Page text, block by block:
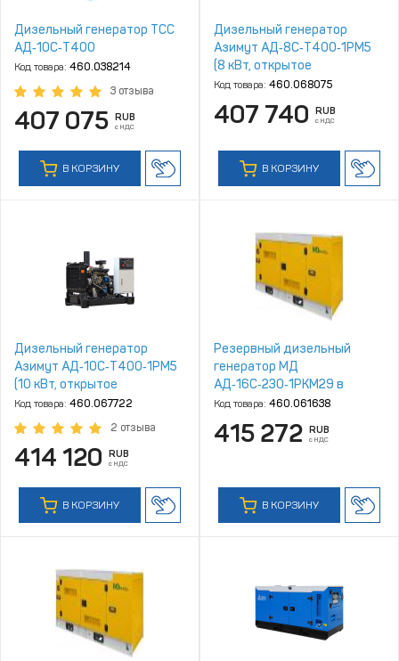
Дизельный генератор ТСС
АД‑10С‑Т400
Код товара: 460.038214
3 отзыва
407 075 RUB
с НДС
В КОРЗИНУ
Дизельный генератор
Азимут АД‑8С‑Т400‑1РМ5
(8 кВт, открытое
исполнение, двигатель
Код товара: 460.068075
407 740 RUB
с НДС
В КОРЗИНУ
Дизельный генератор
Азимут АД‑10С‑Т400‑1РM5
(10 кВт, открытое
исполнение, двигатель
Quanchai)
Код товара: 460.067722
2 отзыва
414 120 RUB
с НДС
В КОРЗИНУ
Резервный дизельный
генератор МД
АД‑16С‑230‑1РКМ29 в
шумозащитном кожухе
Код товара: 460.061638
415 272 RUB
с НДС
В КОРЗИНУ